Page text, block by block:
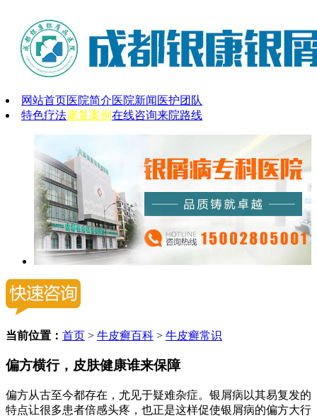
网站首页医院简介医院新闻 医护团队
特色疗法康复案例在线咨询来院路线
当前位置： 首页 > 牛皮癣百科 > 牛皮癣常识
偏方横行，皮肤健康谁来保障
偏方从古至今都存在，尤见于疑难杂症。银屑病以其易复发的
特点让很多患者倍感头疼，也正是这样促使银屑病的偏方大行